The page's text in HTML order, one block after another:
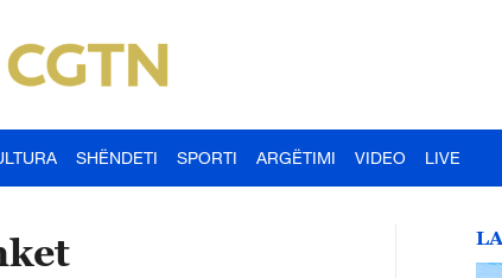
SHËNDETI SPORTI ARGËTIMI VIDEO LIVE